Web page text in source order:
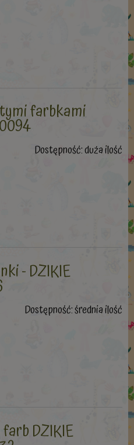
farbkami
Dostępność:duża ilość
- DZIKIE
Dostępność:średnia ilość
DZIKIE